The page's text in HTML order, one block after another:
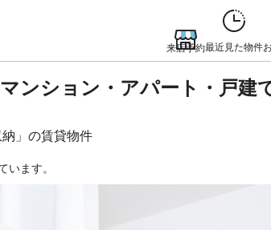
来店予約最近見た物件
ンション・アパート・戸建
」の賃貸物件
います。